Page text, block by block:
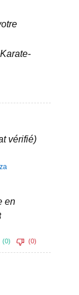
vérifié)
en
(0) (0)